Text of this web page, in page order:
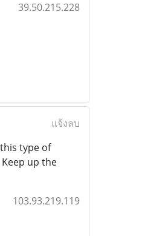
39.50.215.228
แจ้งลบ
type of
up the
103.93.219.119